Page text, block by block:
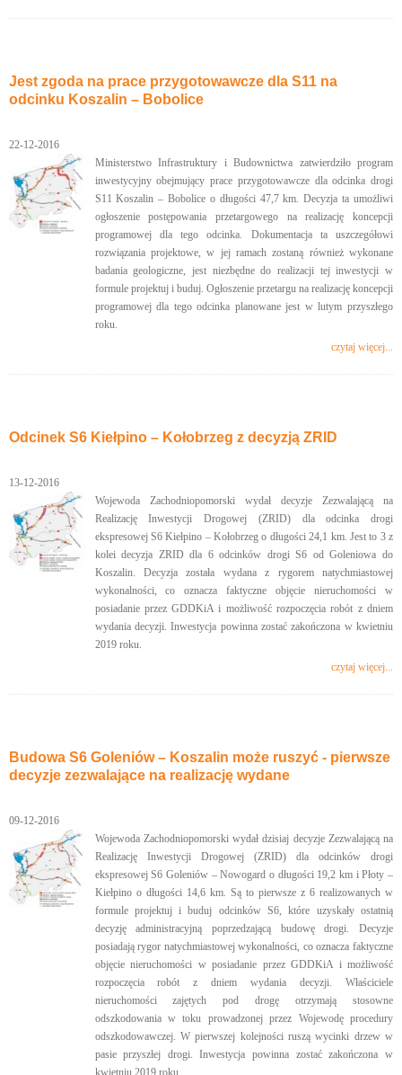
Jest zgoda na prace przygotowawcze dla S11 na
odcinku Koszalin – Bobolice
22-12-2016
Ministerstwo Infrastruktury i Budownictwa zatwierdziło program
inwestycyjny obejmujący prace przygotowawcze dla odcinka drogi
S11 Koszalin – Bobolice o długości 47,7 km. Decyzja ta umożliwi
ogłoszenie postępowania przetargowego na realizację koncepcji
programowej dla tego odcinka. Dokumentacja ta uszczegółowi
rozwiązania projektowe, w jej ramach zostaną również wykonane
badania geologiczne, jest niezbędne do realizacji tej inwestycji w
formule projektuj i buduj. Ogłoszenie przetargu na realizację koncepcji
programowej dla tego odcinka planowane jest w lutym przyszłego
roku.
czytaj więcej...
Odcinek S6 Kiełpino – Kołobrzeg z decyzją ZRID
13-12-2016
Wojewoda Zachodniopomorski wydał decyzje Zezwalającą na
Realizację Inwestycji Drogowej (ZRID) dla odcinka drogi
ekspresowej S6 Kiełpino – Kołobrzeg o długości 24,1 km. Jest to 3 z
kolei decyzja ZRID dla 6 odcinków drogi S6 od Goleniowa do
Koszalin. Decyzja została wydana z rygorem natychmiastowej
wykonalności, co oznacza faktyczne objęcie nieruchomości w
posiadanie przez GDDKiA i możliwość rozpoczęcia robót z dniem
wydania decyzji. Inwestycja powinna zostać zakończona w kwietniu
2019 roku.
czytaj więcej...
Budowa S6 Goleniów – Koszalin może ruszyć - pierwsze
decyzje zezwalające na realizację wydane
09-12-2016
Wojewoda Zachodniopomorski wydał dzisiaj decyzje Zezwalającą na
Realizację Inwestycji Drogowej (ZRID) dla odcinków drogi
ekspresowej S6 Goleniów – Nowogard o długości 19,2 km i Płoty –
Kiełpino o długości 14,6 km. Są to pierwsze z 6 realizowanych w
formule projektuj i buduj odcinków S6, które uzyskały ostatnią
decyzję administracyjną poprzedzającą budowę drogi. Decyzje
posiadają rygor natychmiastowej wykonalności, co oznacza faktyczne
objęcie nieruchomości w posiadanie przez GDDKiA i możliwość
rozpoczęcia robót z dniem wydania decyzji. Właściciele
nieruchomości zajętych pod drogę otrzymają stosowne
odszkodowania w toku prowadzonej przez Wojewodę procedury
odszkodowawczej. W pierwszej kolejności ruszą wycinki drzew w
pasie przyszłej drogi. Inwestycja powinna zostać zakończona w
kwietniu 2019 roku.